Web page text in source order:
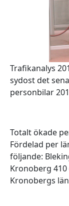
Trafikanalys
sydost det
personbilar
Totalt ökade
Fördelad per
följande:
Kronoberg
Kronobergs